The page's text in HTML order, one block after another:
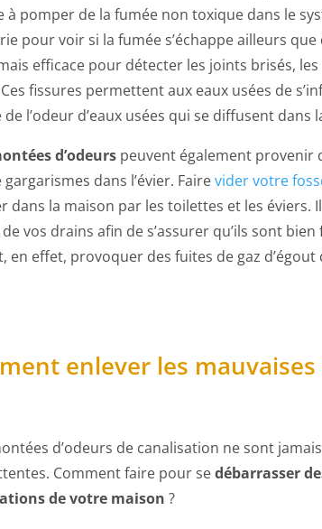
à pomper de la fumée non toxique dans le
pour voir si la fumée s’échappe ailleurs
efficace pour détecter les joints brisés,
fissures permettent aux eaux usées de
de l’odeur d’eaux usées qui se diffusent dans
d’odeurs peuvent également provenir
dans l’évier. Fairevider votre
dans la maison par les toilettes et les éviers.
de vos drains afin de s’assurer qu’ils sont
en effet, provoquer des fuites de gaz d’égout
enlever les
d’odeurs de canalisation ne sont
Comment faire pour sedébarrasser
de votre maison ?